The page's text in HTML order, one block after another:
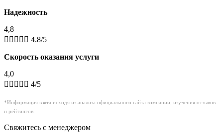
Надежность
4,8
     4.8/5
Скорость оказания услуги
4,0
     4/5
*Информация взята исходя из анализа официального сайта компании, изучения отзывов
и рейтингов.
Свяжитесь с менеджером